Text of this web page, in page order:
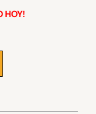
HOY!